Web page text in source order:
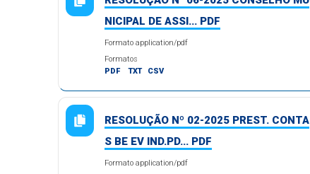
NICIPAL DE ASSI... PDF
Formato application/pdf
Formatos
PDF
TXT CSV
RESOLUÇÃO Nº 02-2025 PREST. CONTA
S BE EV IND.PD... PDF
Formato application/pdf